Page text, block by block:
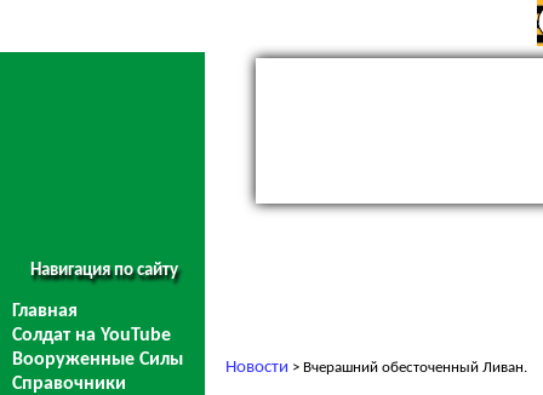
Навигация по сайту
Главная
Солдат на YouTube
Вооруженные Силы
Справочники
Новости > Вчерашний обесточенный Ливан.